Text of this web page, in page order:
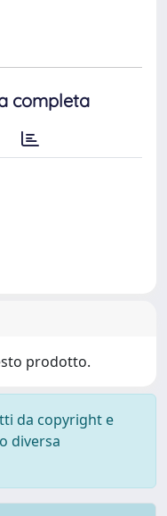
completa
prodotto.
da copyright e
diversa